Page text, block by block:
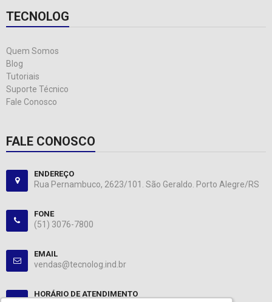
TECNOLOG
Quem Somos
Blog
Tutoriais
Suporte Técnico
Fale Conosco
FALE CONOSCO
ENDEREÇO
Rua Pernambuco, 2623/101. São Geraldo. Porto Alegre/RS
FONE
(51) 3076-7800
EMAIL
vendas@tecnolog.ind.br
HORÁRIO DE ATENDIMENTO